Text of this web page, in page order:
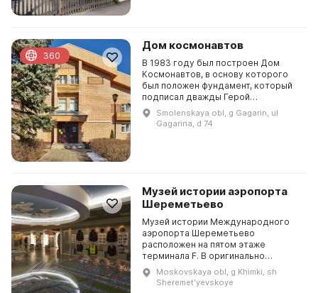
Дом космонавтов
В 1983 году был построен Дом
Космонавтов, в основу которого
был положен фундамент, который
подписал дважды Герой
Советского Союза А. А. Леонов. В
доме располагались комнаты для
Анны Тимофеевны Гагарин...
Smolenskaya obl, g Gagarin, ul
Gagarina, d 74
360
Музей истории аэропорта
Шереметьево
Музей истории Международного
аэропорта Шереметьево
расположен на пятом этаже
терминала F. В оригинально
оформленной площади площадью
500 кв.м представлены ценные
экспонаты, повествующие о
Moskovskaya obl, g Khimki, sh
Sheremetʹyevskoye